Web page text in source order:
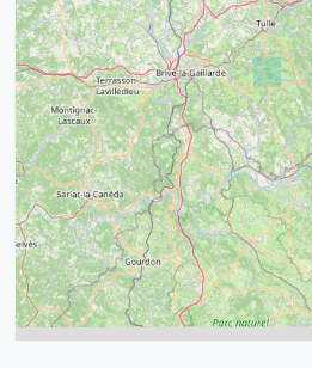
14
39
52 68
43